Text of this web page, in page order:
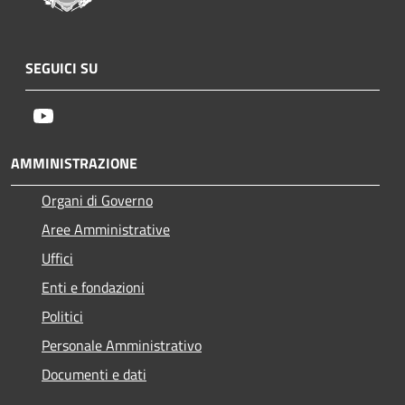
SEGUICI SU
AMMINISTRAZIONE
Organi di Governo
Aree Amministrative
Uffici
Enti e fondazioni
Politici
Personale Amministrativo
Documenti e dati